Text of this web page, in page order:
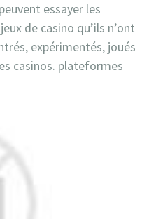
essayer les
de casino qu’ils n’ont
expérimentés, joués
casinos. plateformes